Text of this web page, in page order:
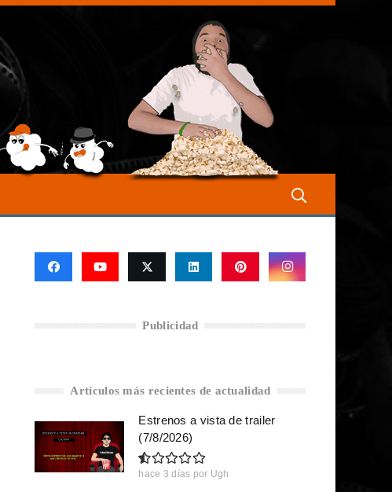
Publicidad
Artículos más recientes de actualidad
Estrenos a vista de trailer
(7/8/2026)
hace 3 días por Ugh